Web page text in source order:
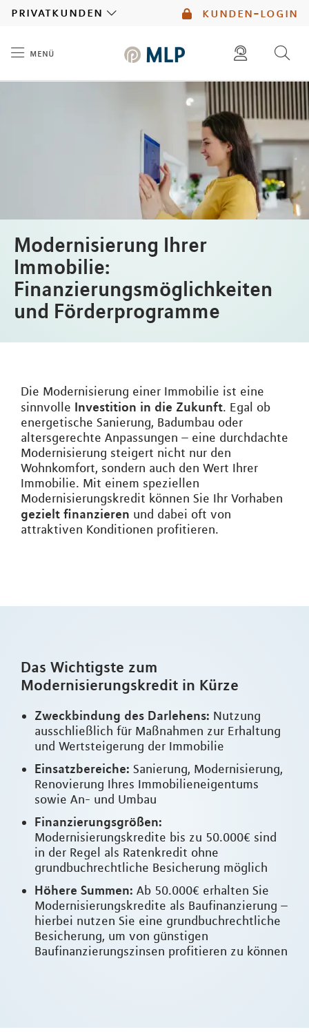
kunden-login
privatkunden
menü
diese website durchsuchen
mlp berater finden
Modernisierung Ihrer
Immobilie:
Finanzierungsmöglichkeiten
und Förderprogramme
Die Modernisierung einer Immobilie ist eine
sinnvolle Investition in die Zukunft. Egal ob
energetische Sanierung, Badumbau oder
altersgerechte Anpassungen – eine durchdachte
Modernisierung steigert nicht nur den
Wohnkomfort, sondern auch den Wert Ihrer
Immobilie. Mit einem speziellen
Modernisierungskredit können Sie Ihr Vorhaben
gezielt finanzieren und dabei oft von
attraktiven Konditionen profitieren.
Das Wichtigste zum
Modernisierungskredit in Kürze
Zweckbindung des Darlehens: Nutzung
ausschließlich für Maßnahmen zur Erhaltung
und Wertsteigerung der Immobilie
Einsatzbereiche: Sanierung, Modernisierung,
Renovierung Ihres Immobilieneigentums
sowie An- und Umbau
Finanzierungsgrößen:
Modernisierungskredite bis zu 50.000€ sind
in der Regel als Ratenkredit ohne
grundbuchrechtliche Besicherung möglich
Höhere Summen: Ab 50.000€ erhalten Sie
Modernisierungskredite als Baufinanzierung –
hierbei nutzen Sie eine grundbuchrechtliche
Besicherung, um von günstigen
Baufinanzierungszinsen profitieren zu können